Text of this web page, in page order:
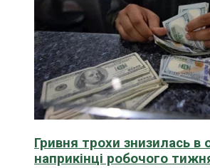
Гривня трохи знизилась в
наприкінці робочого